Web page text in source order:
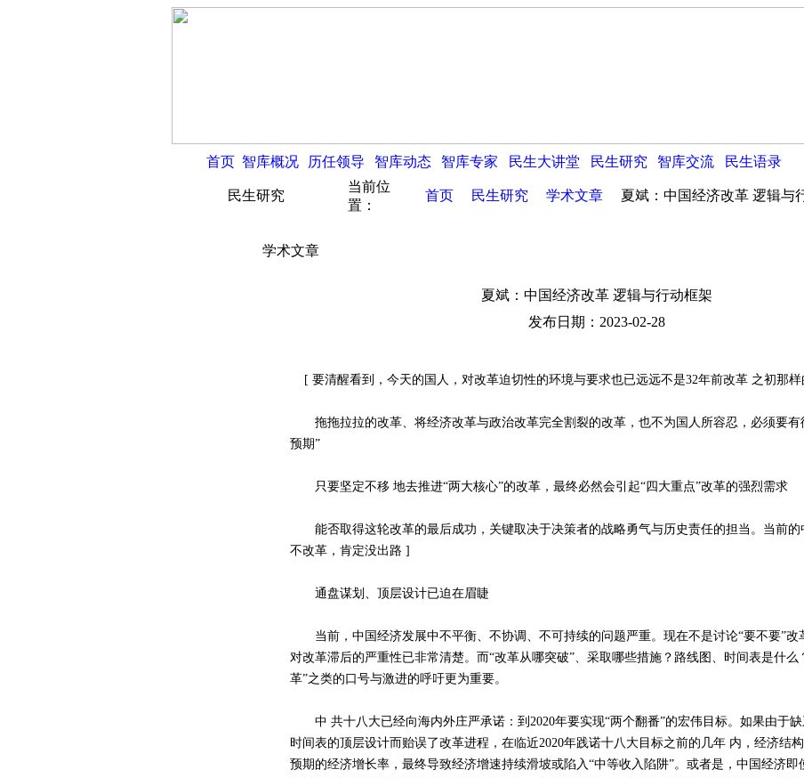
首页 智库概况 历任领导 智库动态 智库专家 民生大讲堂 民生研究 智库交流 民生语录
民生研究
当前位
置：
首页 民生研究 学术文章 夏斌：中国经济改革 逻辑与
学术文章
夏斌：中国经济改革 逻辑与行动框架
发布日期：2023-02-28
[ 要清醒看到，今天的国人，对改革迫切性的环境与要求也已远远不是32年前改革 之初那样
拖拖拉拉的改革、将经济改革与政治改革完全割裂的改革，也不为国人所容忍，必须要有
预期”
只要坚定不移 地去推进“两大核心”的改革，最终必然会引起“四大重点”改革的强烈需求
能否取得这轮改革的最后成功，关键取决于决策者的战略勇气与历史责任的担当。当前的
不改革，肯定没出路 ]
通盘谋划、顶层设计已迫在眉睫
当前，中国经济发展中不平衡、不协调、不可持续的问题严重。现在不是讨论“要不要”改
对改革滞后的严重性已非常清楚。而“改革从哪突破”、采取哪些措施？路线图、时间表是什么
革”之类的口号与激进的呼吁更为重要。
中 共十八大已经向海内外庄严承诺：到2020年要实现“两个翻番”的宏伟目标。如果由于缺
时间表的顶层设计而贻误了改革进程，在临近2020年践诺十八大目标之前的几年 内，经济结
预期的经济增长率，最终导致经济增速持续滑坡或陷入“中等收入陷阱”。或者是，中国经济即